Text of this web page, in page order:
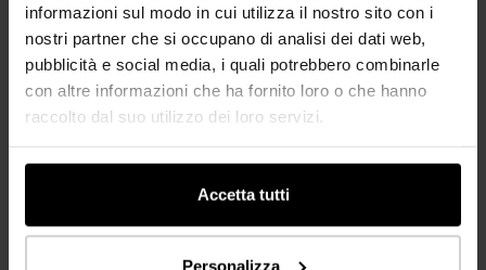
informazioni sul modo in cui utilizza il nostro sito con i
nostri partner che si occupano di analisi dei dati web,
pubblicità e social media, i quali potrebbero combinarle
con altre informazioni che ha fornito loro o che hanno
raccolto dal suo utilizzo dei loro servizi.
Accetta tutti
Personalizza